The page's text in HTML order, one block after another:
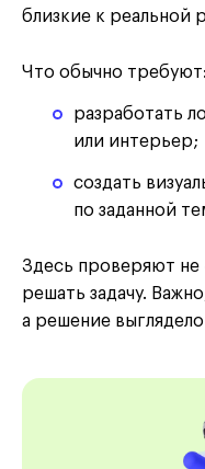
близкие к реальной
Что обычно требуют:
разработать
или интерьер;
создать
по заданной
Здесь проверяют не
решать задачу.
а решение